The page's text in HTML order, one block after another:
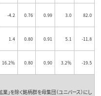
-4.2 0.76 0.99 3.0 82.0
1.4 0.80 0.91 5.1 -11.8
16.2％ 0.80 0.90 3.2％ -19.5
」を除く銘柄群を母集団（ユニバース）にし